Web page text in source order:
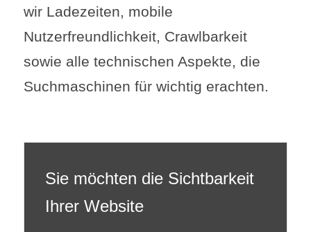
wir Ladezeiten, mobile
Nutzerfreundlichkeit, Crawlbarkeit
sowie alle technischen Aspekte, die
Suchmaschinen für wichtig erachten.
Sie möchten die Sichtbarkeit
Ihrer Website